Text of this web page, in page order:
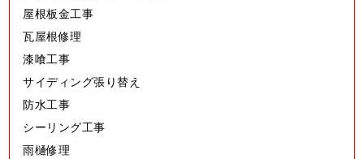
屋根板金工事
瓦屋根修理
漆喰工事
サイディング張り替え
防水工事
シーリング工事
雨樋修理